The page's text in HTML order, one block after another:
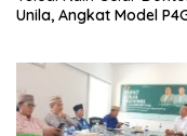
Unila, Angkat Model